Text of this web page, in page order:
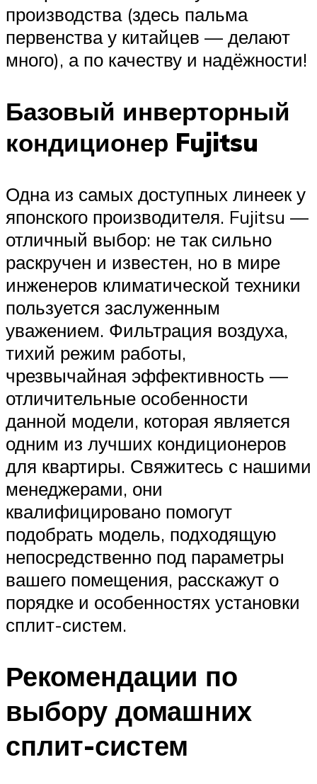
производства (здесь пальма
первенства у китайцев — делают
много), а по качеству и надёжности!
Базовый инверторный
кондиционер Fujitsu
Одна из самых доступных линеек у
японского производителя. Fujitsu —
отличный выбор: не так сильно
раскручен и известен, но в мире
инженеров климатической техники
пользуется заслуженным
уважением. Фильтрация воздуха,
тихий режим работы,
чрезвычайная эффективность —
отличительные особенности
данной модели, которая является
одним из лучших кондиционеров
для квартиры. Свяжитесь с нашими
менеджерами, они
квалифицировано помогут
подобрать модель, подходящую
непосредственно под параметры
вашего помещения, расскажут о
порядке и особенностях установки
сплит-систем.
Рекомендации по
выбору домашних
сплит-систем